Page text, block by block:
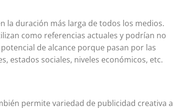
la duración más larga de todos los medios.
como referencias actuales y podrían no
de alcance porque pasan por las
estados sociales, niveles económicos, etc.
permite variedad de publicidad creativa a